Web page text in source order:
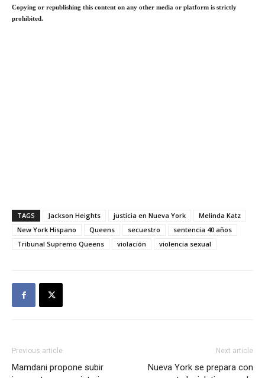
Copying or republishing this content on any other media or platform is strictly
prohibited.
TAGS Jackson Heights justicia en Nueva York
Melinda Katz
New York Hispano
Queens secuestro
sentencia 40 años
Tribunal Supremo Queens
violación violencia sexual
Previous article
Mamdani propone subir
Next article
Nueva York se prepara con